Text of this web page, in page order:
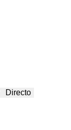
Directo